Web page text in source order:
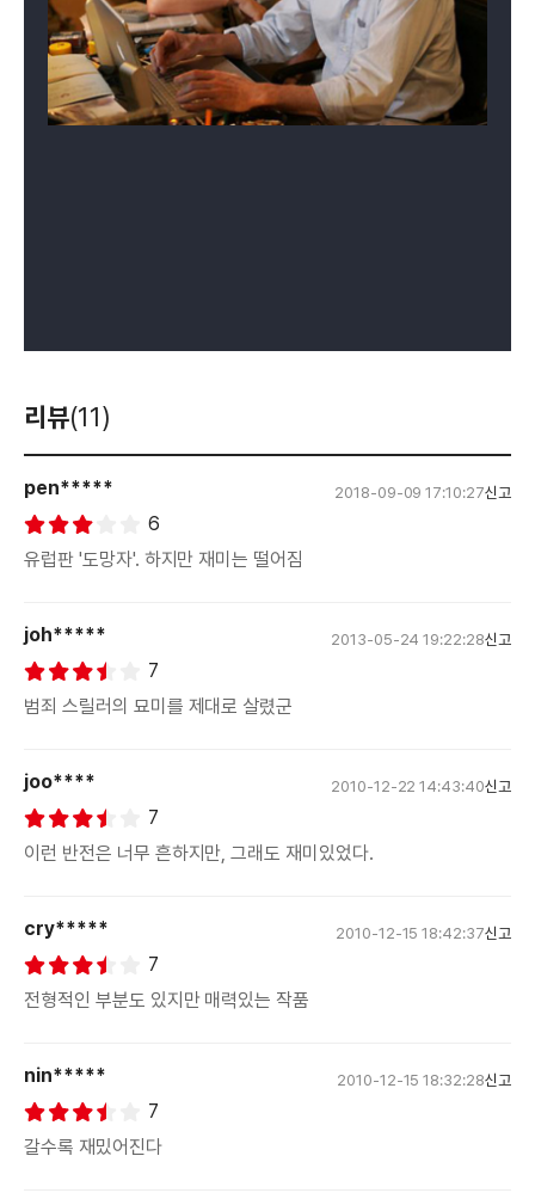
리뷰(11)
pen***** 2018-09-09 17:10:27신고
6
유럽판 '도망자'. 하지만 재미는 떨어짐
joh***** 2013-05-24 19:22:28신고
7
범죄 스릴러의 묘미를 제대로 살렸군
joo**** 2010-12-22 14:43:40신고
7
이런 반전은 너무 흔하지만, 그래도 재미있었다.
cry***** 2010-12-15 18:42:37신고
7
전형적인 부분도 있지만 매력있는 작품
nin***** 2010-12-15 18:32:28신고
7
갈수록 재밌어진다